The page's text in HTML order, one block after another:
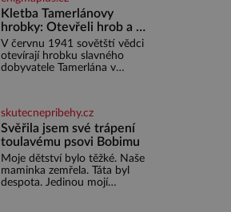
Kletba Tamerlánovy
hrobky: Otevřeli hrob a za
dva dny začala invaze do
SSSR. Náhoda, nebo
varování?
V červnu 1941 sovětští vědci
otevírají hrobku slavného
dobyvatele Tamerlána v
Barbarossa a napadá
Sovětský svaz. Shoda dat je
skutecnepribehy.cz
Svěřila jsem své trápení
toulavému psovi Bobimu
Moje dětství bylo těžké. Naše
maminka zemřela. Táta byl
despota. Jedinou mojí